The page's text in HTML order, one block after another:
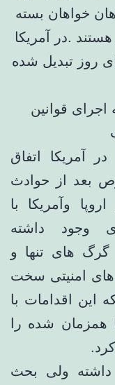
خواهان بسته
.در آمریکا
روز تبدیل شده
آمریکا اتفاق
بعد از حوادث
وآمریکا با
داشته
های تنها و
های امنیتی سخت
این اقدامات با
همزمان شده را
داشته ولی بحث